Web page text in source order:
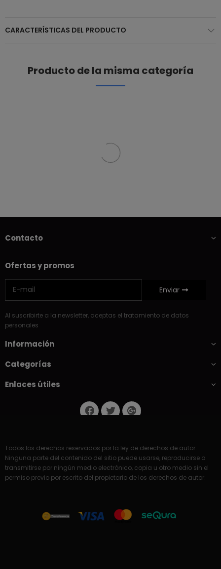
CARACTERÍSTICAS DEL PRODUCTO
Producto de la misma categoría
Contacto
Ofertas y promos
Enviar
Al suscribirte a la newsletter, aceptas el tratamiento de datos
personales
Información
Categorías
Enlaces útiles
Todos los derechos reservados por la ley de derechos de autor.
Ninguna parte del contenido del sitio puede usarse, reproducirse o
transmitirse por ningún medio electrónico, copia u otro medio sin el
permiso previo por escrito del propietario de los derechos de autor.